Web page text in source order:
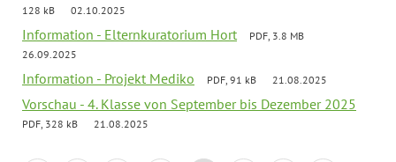
128 kB
02.10.2025
Information - Elternkuratorium Hort
PDF, 3.8 MB
26.09.2025
Information - Projekt Mediko PDF, 91 kB 21.08.2025
Vorschau - 4. Klasse von September bis Dezember 2025
PDF, 328 kB 21.08.2025